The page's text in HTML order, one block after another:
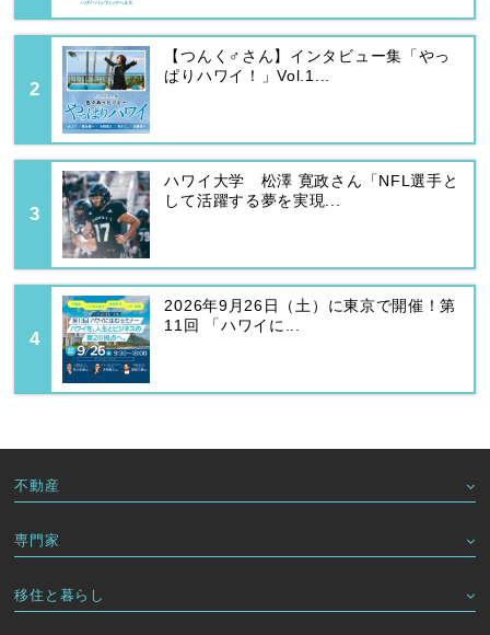
【つんく♂さん】インタビュー集「やっ
ぱりハワイ！」Vol.1...
ハワイ大学 松澤 寛政さん「NFL選手と
して活躍する夢を実現...
2026年9月26日（土）に東京で開催！第
11回 「ハワイに...
不動産
専門家
移住と暮らし